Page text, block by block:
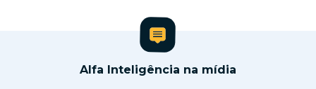
Alfa Inteligência na mídia